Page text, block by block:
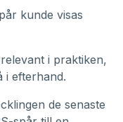
kunde visas
i praktiken,
i efterhand.
de senaste